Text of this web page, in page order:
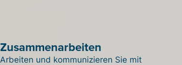
Zusammenarbeiten
Arbeiten und kommunizieren Sie mit